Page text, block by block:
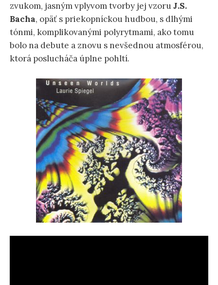
zvukom, jasným vplyvom tvorby jej vzoruJ.S.
Bacha, opäť s priekopníckou hudbou, s dlhými
tónmi, komplikovanými polyrytmami, ako tomu
bolo na debute a znovu s nevšednou atmosférou,
ktorá poslucháča úplne pohltí.